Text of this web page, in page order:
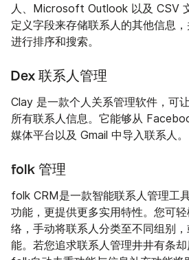
人、Microsoft Outlook 以及 CSV
定义字段来存储联系人的其他信息
进行排序和搜索。
Dex 联系人管理
Clay 是一款个人关系管理软件，可
所有联系人信息。它能够从
媒体平台以及 Gmail 中导入联系人。
folk 管理
folk CRM是一款智能联系人管理工
功能，更提供更多实用特性。您可
络，手动将联系人分类至不同组别
能。若您追求联系人管理井井有条